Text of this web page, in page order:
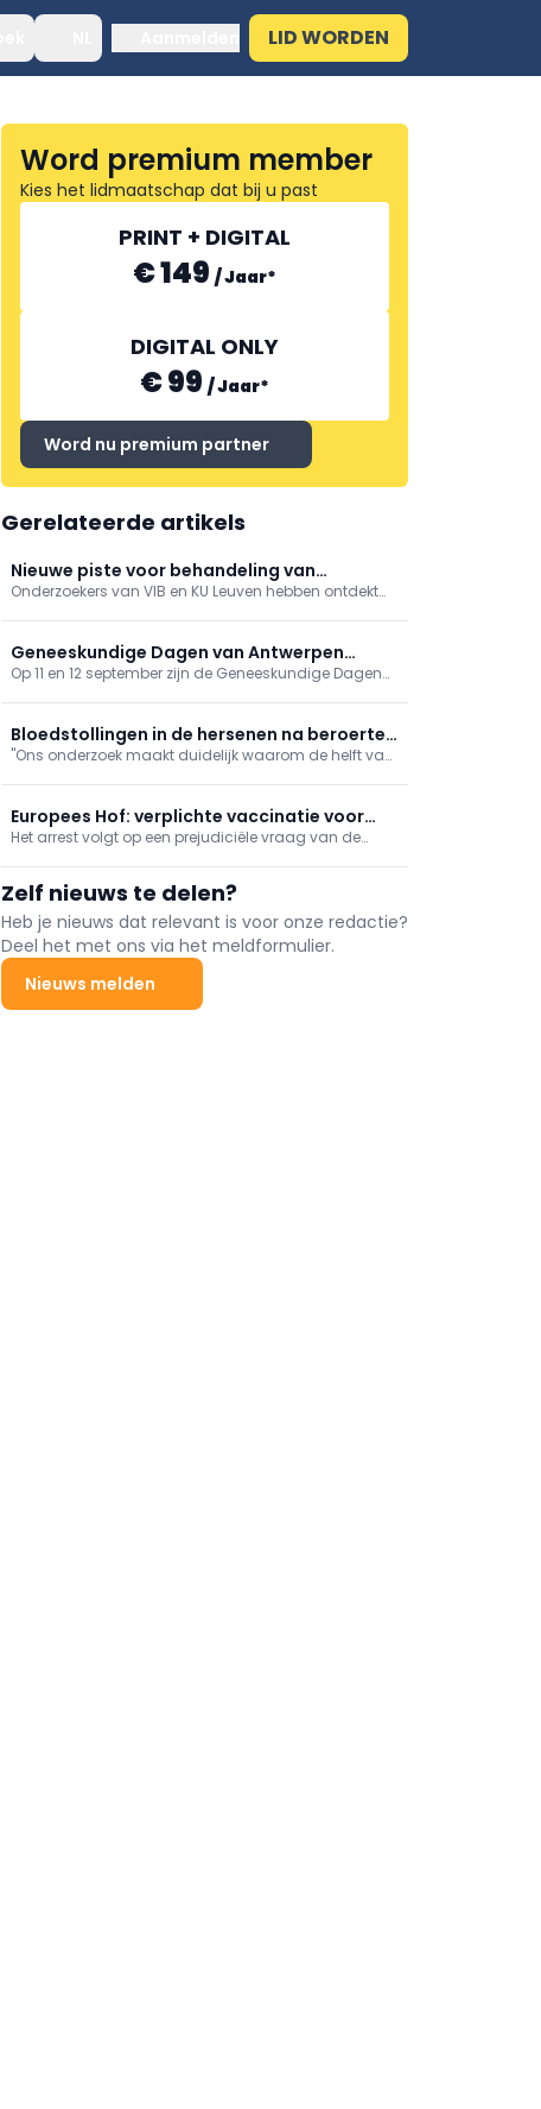
LID WORDEN
Word premium member
Kies het lidmaatschap dat bij u past
PRINT + DIGITAL
€ 149 /Jaar*
DIGITAL ONLY
€ 99 /Jaar*
Word nu premium partner
Gerelateerde artikels
Nieuwe piste voor behandeling van
leveruitzaaiingen ontdekt
Onderzoekers van VIB en KU Leuven hebben ontdekt
ontsnappen.
Geneeskundige Dagen van Antwerpen
bieden gevarieerd programma
Op 11 en 12 september zijn de Geneeskundige Dagen
vaccinaties, cardiologie, NKO, MKA en nood- en
rampgeneeskunde.
Bloedstollingen in de hersenen na beroerte
in kaart gebracht
"Ons onderzoek maakt duidelijk waarom de helft van
Europees Hof: verplichte vaccinatie voor
welbepaalde beroepsgroep discrimineert
niet
Het arrest volgt op een prejudiciële vraag van de
Zelf nieuws te delen?
Heb je nieuws dat relevant is voor onze redactie?
Deel het met ons via het meldformulier.
Nieuws melden